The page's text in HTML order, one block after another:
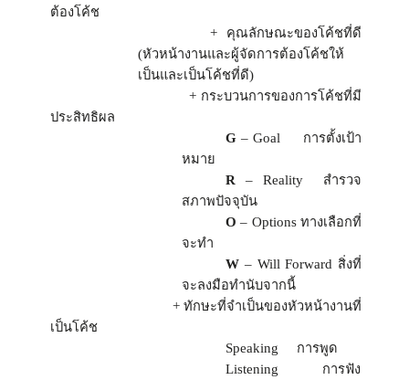
ต้องโค้ช
+ คุณลักษณะของโค้ชที่ดี
(หัวหน้างานและผู้จัดการต้องโค้ชให้
เป็นและเป็นโค้ชที่ดี)
+ กระบวนการของการโค้ชที่มี
ประสิทธิผล
G – Goal
การตั้งเป้า
หมาย
R– Reality
สำรวจ
สภาพปัจจุบัน
O– Optionsทางเลือกที่
จะทำ
W – Will Forward สิ่งที่
จะลงมือทำนับจากนี้
+ ทักษะที่จำเป็นของหัวหน้างานที่
เป็นโค้ช
Speaking
การพูด
Listening
การฟัง